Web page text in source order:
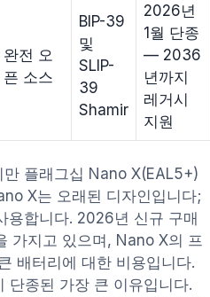
완전 오
픈 소스
BIP-39
및
SLIP-
39
Shamir
2026년
1월 단종
— 2036
년까지
레거시
지원
플래그십 Nano X(EAL5+)
X는 오래된 디자인입니다;
합니다. 2026년 신규 구매
가지고 있으며, Nano X의 프
배터리에 대한 비용입니다.
종된 가장 큰 이유입니다.